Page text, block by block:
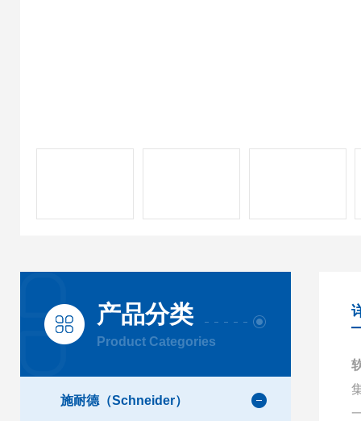
产品分类
Product Categories
施耐德（Schneider）